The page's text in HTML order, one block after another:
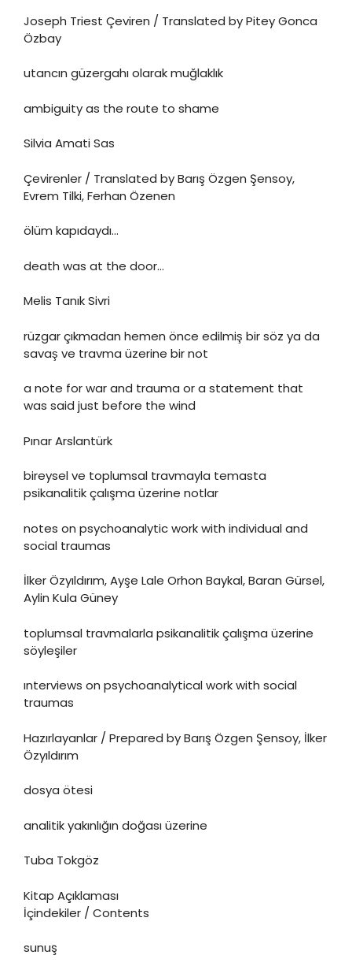
Joseph Triest Çeviren / Translated by Pitey Gonca
Özbay
utancın güzergahı olarak muğlaklık
ambiguity as the route to shame
Silvia Amati Sas
Çevirenler / Translated by Barış Özgen Şensoy,
Evrem Tilki, Ferhan Özenen
ölüm kapıdaydı…
death was at the door…
Melis Tanık Sivri
rüzgar çıkmadan hemen önce edilmiş bir söz ya da
savaş ve travma üzerine bir not
a note for war and trauma or a statement that
was said just before the wind
Pınar Arslantürk
bireysel ve toplumsal travmayla temasta
psikanalitik çalışma üzerine notlar
notes on psychoanalytic work with individual and
social traumas
İlker Özyıldırım, Ayşe Lale Orhon Baykal, Baran Gürsel,
Aylin Kula Güney
toplumsal travmalarla psikanalitik çalışma üzerine
söyleşiler
ınterviews on psychoanalytical work with social
traumas
Hazırlayanlar / Prepared by Barış Özgen Şensoy, İlker
Özyıldırım
dosya ötesi
analitik yakınlığın doğası üzerine
Tuba Tokgöz
Kitap Açıklaması
İçindekiler / Contents
sunuş